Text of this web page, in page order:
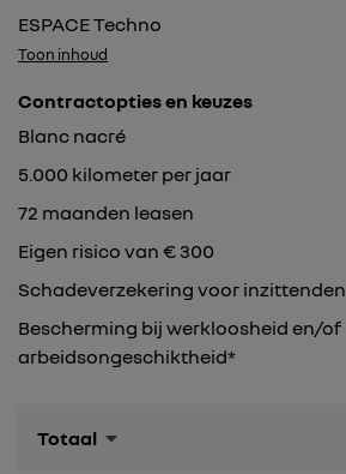
ESPACE Techno
Toon inhoud
Contractopties en keuzes
Blanc nacré
5.000 kilometer per jaar
72 maanden leasen
Eigen risico van € 300
Schadeverzekering voor inzittenden
Bescherming bij werkloosheid en/of
arbeidsongeschiktheid*
Totaal